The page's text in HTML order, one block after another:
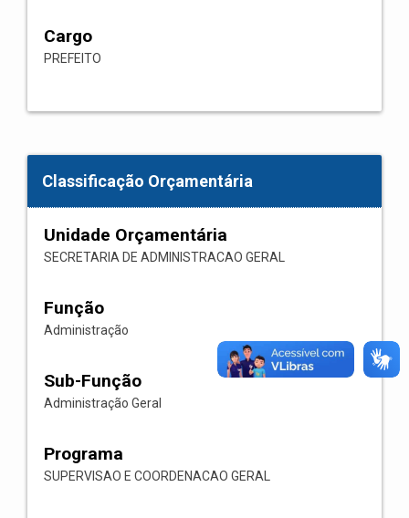
Cargo
PREFEITO
Classificação Orçamentária
Unidade Orçamentária
SECRETARIA DE ADMINISTRACAO GERAL
Função
Administração
Sub-Função
Administração Geral
Programa
SUPERVISAO E COORDENACAO GERAL